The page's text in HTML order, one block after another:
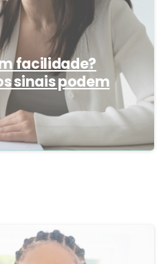
facilidade?
sinais podem